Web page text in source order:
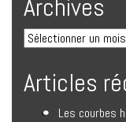
Archives
Articles
Les courbes